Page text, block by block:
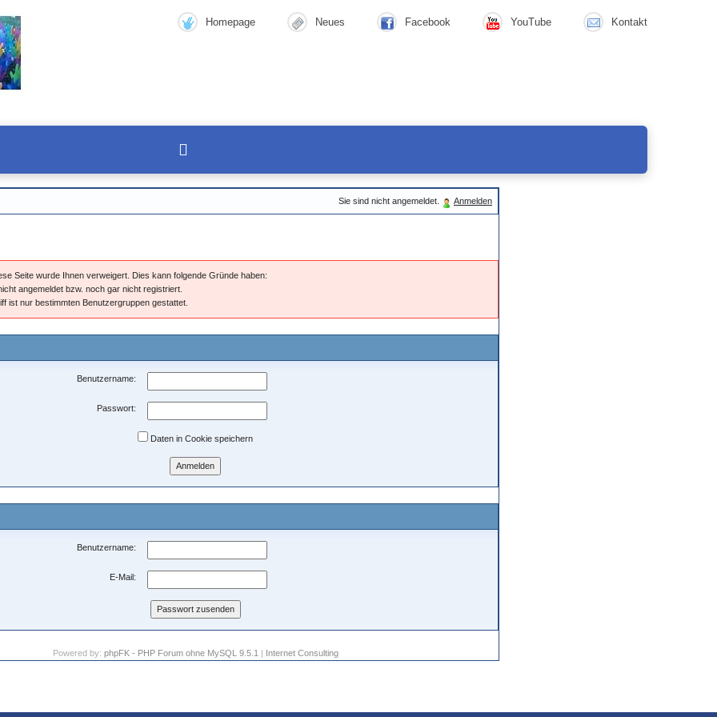
Homepage Neues Facebook YouTube Kontakt
Sie sind nicht angemeldet. Anmelden
Seite wurde Ihnen verweigert. Dies kann folgende Gründe haben:
angemeldet bzw. noch gar nicht registriert.
ist nur bestimmten Benutzergruppen gestattet.
Benutzername:
Passwort:
Daten in Cookie speichern
Benutzername:
E-Mail:
Powered by: phpFK - PHP Forum ohne MySQL 9.5.1 | Internet Consulting